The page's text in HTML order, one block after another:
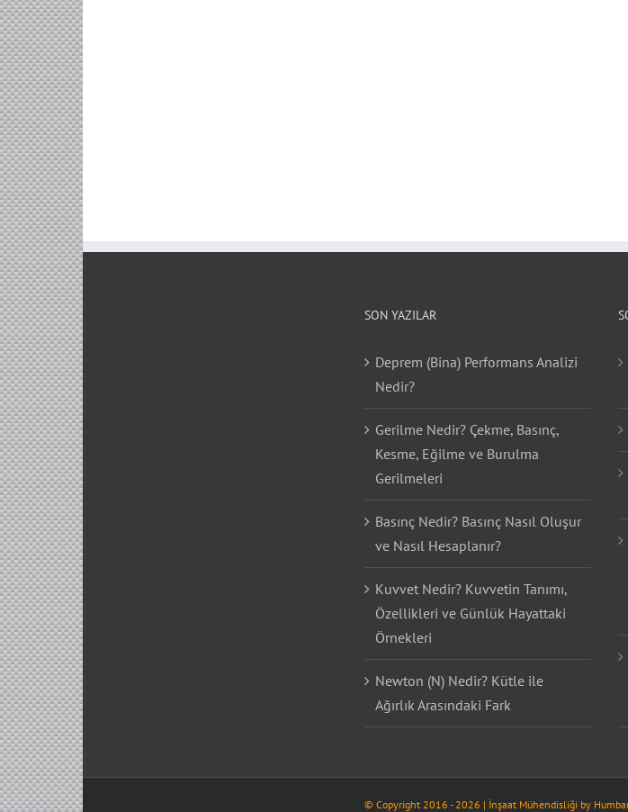
Deprem (Bina) Performans Analizi
Gerilme Nedir? Çekme, Basınç,
Kesme, Eğilme ve Burulma
Basınç Nedir? Basınç Nasıl Oluşur
Kuvvet Nedir? Kuvvetin Tanımı,
Özellikleri ve Günlük Hayattaki
Newton (N) Nedir? Kütle ile